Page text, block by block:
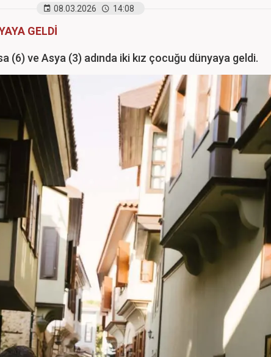
08.03.2026 14:08
GELDİ
(6) ve Asya (3) adında iki kız çocuğu dünyaya geldi.